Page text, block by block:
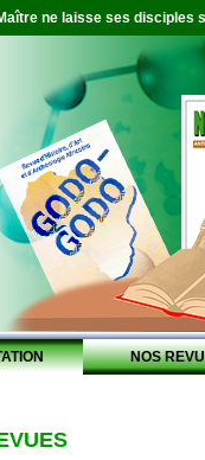
ne laisse ses disciples
NOS